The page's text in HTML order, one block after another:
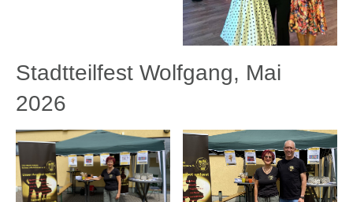
Stadtteilfest Wolfgang, Mai
2026